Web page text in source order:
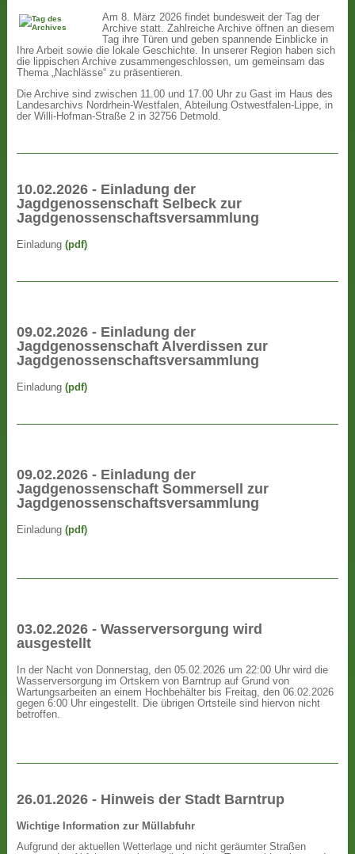
Am 8. März 2026 findet bundesweit der Tag der
Archive statt. Zahlreiche Archive öffnen an diesem
Tag ihre Türen und geben spannende Einblicke in
Ihre Arbeit sowie die lokale Geschichte. In unserer Region haben sich
die lippischen Archive zusammengeschlossen, um gemeinsam das
Thema „Nachlässe“ zu präsentieren.
Die Archive sind zwischen 11.00 und 17.00 Uhr zu Gast im Haus des
Landesarchivs Nordrhein-Westfalen, Abteilung Ostwestfalen-Lippe, in
der Willi-Hofman-Straße 2 in 32756 Detmold.
10.02.2026 - Einladung der
Jagdgenossenschaft Selbeck zur
Jagdgenossenschaftsversammlung
Einladung(pdf)
09.02.2026 - Einladung der
Jagdgenossenschaft Alverdissen zur
Jagdgenossenschaftsversammlung
Einladung(pdf)
09.02.2026 - Einladung der
Jagdgenossenschaft Sommersell zur
Jagdgenossenschaftsversammlung
Einladung(pdf)
03.02.2026 - Wasserversorgung wird
ausgestellt
In der Nacht von Donnerstag, den 05.02.2026 um 22:00 Uhr wird die
Wasserversorgung im Ortskern von Barntrup auf Grund von
Wartungsarbeiten an einem Hochbehälter bis Freitag, den 06.02.2026
gegen 6:00 Uhr eingestellt. Die übrigen Ortsteile sind hiervon nicht
betroffen.
26.01.2026 - Hinweis der Stadt Barntrup
Wichtige Information zur Müllabfuhr
Aufgrund der aktuellen Wetterlage und nicht geräumter Straßen